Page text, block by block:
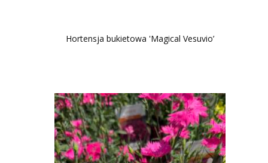
Hortensja bukietowa 'Magical Vesuvio’